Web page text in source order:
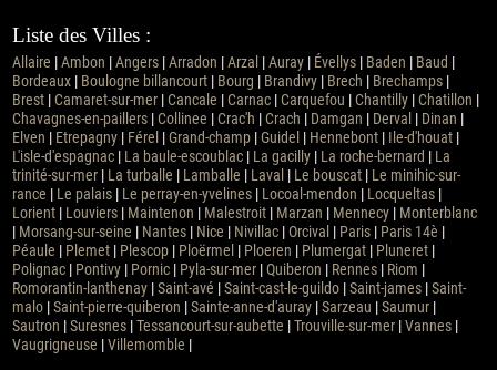
Liste des Villes :
Allaire |Ambon |Angers|Arradon |Arzal |Auray| Évellys| Baden | Baud |
Bordeaux| Boulogne billancourt| Bourg | Brandivy| Brech | Brechamps|
Brest|Camaret-sur-mer|Cancale |Carnac|Carquefou |Chantilly|Chatillon |
Chavagnes-en-paillers|Collinee |Crac'h |Crach | Damgan | Derval | Dinan |
Elven | Etrepagny| Férel |Grand-champ|Guidel | Hennebont| Ile-d'houat|
L'isle-d'espagnac| La baule-escoublac| La gacilly| La roche-bernard | La
trinité-sur-mer| La turballe | Lamballe | Laval | Le bouscat| Le minihic-sur-
rance | Le palais| Le perray-en-yvelines| Locoal-mendon | Locqueltas|
Lorient| Louviers| Maintenon | Malestroit| Marzan | Mennecy| Monterblanc
| Morsang-sur-seine | Nantes| Nice | Nivillac| Orcival | Paris| Paris 14è |
Péaule | Plemet| Plescop| Ploërmel | Ploeren | Plumergat| Pluneret|
Polignac| Pontivy| Pornic| Pyla-sur-mer|Quiberon | Rennes| Riom |
Romorantin-lanthenay|Saint-avé |Saint-cast-le-guildo|Saint-james|Saint-
malo|Saint-pierre-quiberon |Sainte-anne-d'auray|Sarzeau |Saumur|
Sautron |Suresnes|Tessancourt-sur-aubette |Trouville-sur-mer|Vannes|
Vaugrigneuse |Villemomble |